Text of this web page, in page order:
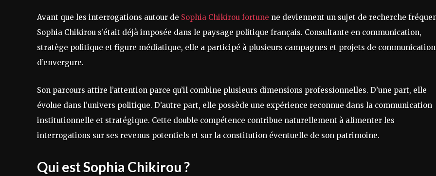
Avant que les interrogations autour de Sophia Chikirou fortune ne deviennent un sujet de recherche
Sophia Chikirou s’était déjà imposée dans le paysage politique français. Consultante en communication,
stratège politique et figure médiatique, elle a participé à plusieurs campagnes et projets de communication
d’envergure.
Son parcours attire l’attention parce qu’il combine plusieurs dimensions professionnelles. D’une part, elle
évolue dans l’univers politique. D’autre part, elle possède une expérience reconnue dans la communication
institutionnelle et stratégique. Cette double compétence contribue naturellement à alimenter les
interrogations sur ses revenus potentiels et sur la constitution éventuelle de son patrimoine.
Qui est Sophia Chikirou ?